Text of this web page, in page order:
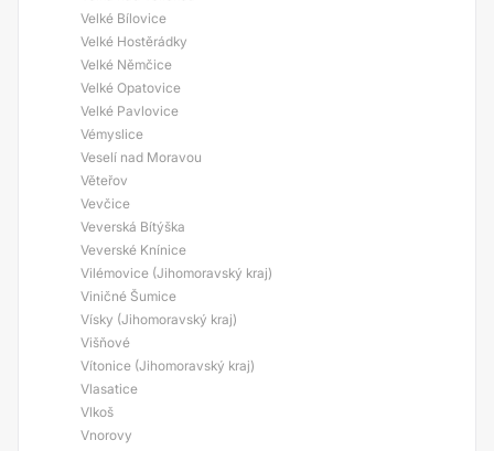
Velké Bílovice
Velké Hostěrádky
Velké Němčice
Velké Opatovice
Velké Pavlovice
Vémyslice
Veselí nad Moravou
Věteřov
Vevčice
Veverská Bítýška
Veverské Knínice
Vilémovice (Jihomoravský kraj)
Viničné Šumice
Vísky (Jihomoravský kraj)
Višňové
Vítonice (Jihomoravský kraj)
Vlasatice
Vlkoš
Vnorovy